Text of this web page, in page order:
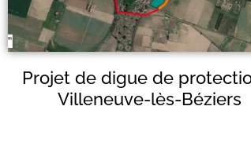
Projet de digue de
Villeneuve-lès-Béziers